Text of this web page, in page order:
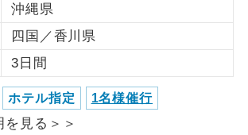
沖縄県
四国／香川県
3日間
ホテル指定 1名様催行
見る＞＞
ご参加にあたり年齢に制限があるコース
です。
利用航空会社が指定なので、ご出発の計
画にとても便利です。
ご紹介するホテルを指定したコースで